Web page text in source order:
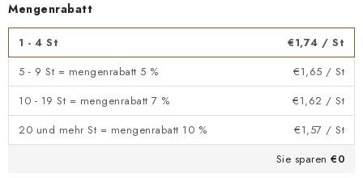
Mengenrabatt
1 - 4 St €1,74 / St
5 - 9 St = mengenrabatt 5 %
€1,65 / St
10 - 19 St = mengenrabatt 7 %
€1,62 / St
20 und mehr St = mengenrabatt 10 %
€1,57 / St
Sie sparen €0